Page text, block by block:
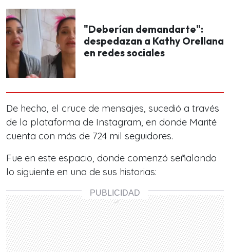
"Deberían demandarte":
despedazan a Kathy Orellana
en redes sociales
De hecho, el cruce de mensajes, sucedió a través
de la plataforma de Instagram, en donde Marité
cuenta con más de 724 mil seguidores.
Fue en este espacio, donde comenzó señalando
lo siguiente en una de sus historias: